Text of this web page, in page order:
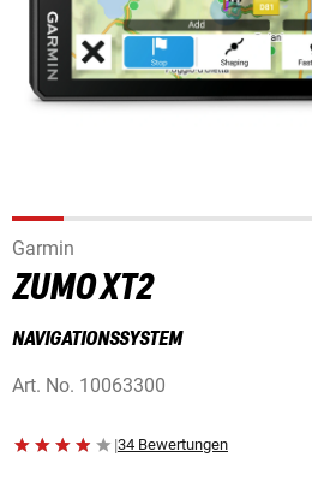
Garmin
ZUMO XT2
NAVIGATIONSSYSTEM
Art. No. 10063300
|34 Bewertungen